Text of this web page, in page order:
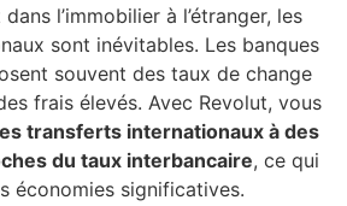
l’immobilier à l’étranger, les
sont inévitables. Les banques
souvent des taux de change
frais élevés. Avec Revolut, vous
transferts internationaux à des
du taux interbancaire, ce qui
économies significatives.